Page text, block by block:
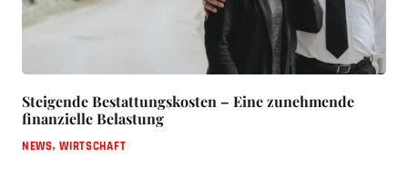
Steigende Bestattungskosten – Eine zunehmende
finanzielle Belastung
NEWS,WIRTSCHAFT